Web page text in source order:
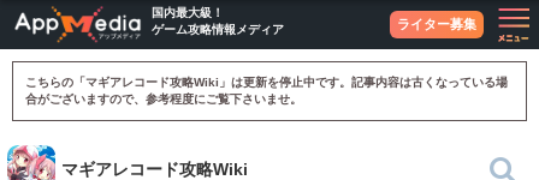
国内最大級！
ゲーム攻略情報メディア
ライター募集
こちらの「マギアレコード攻略Wiki」は更新を停止中です。記事内容は古くなっている場
合がございますので、参考程度にご覧下さいませ。
マギアレコード攻略Wiki